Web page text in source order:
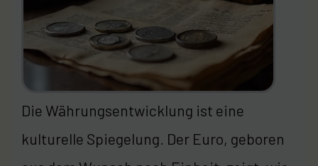
Die Währungsentwicklung ist eine
kulturelle Spiegelung. Der Euro, geboren